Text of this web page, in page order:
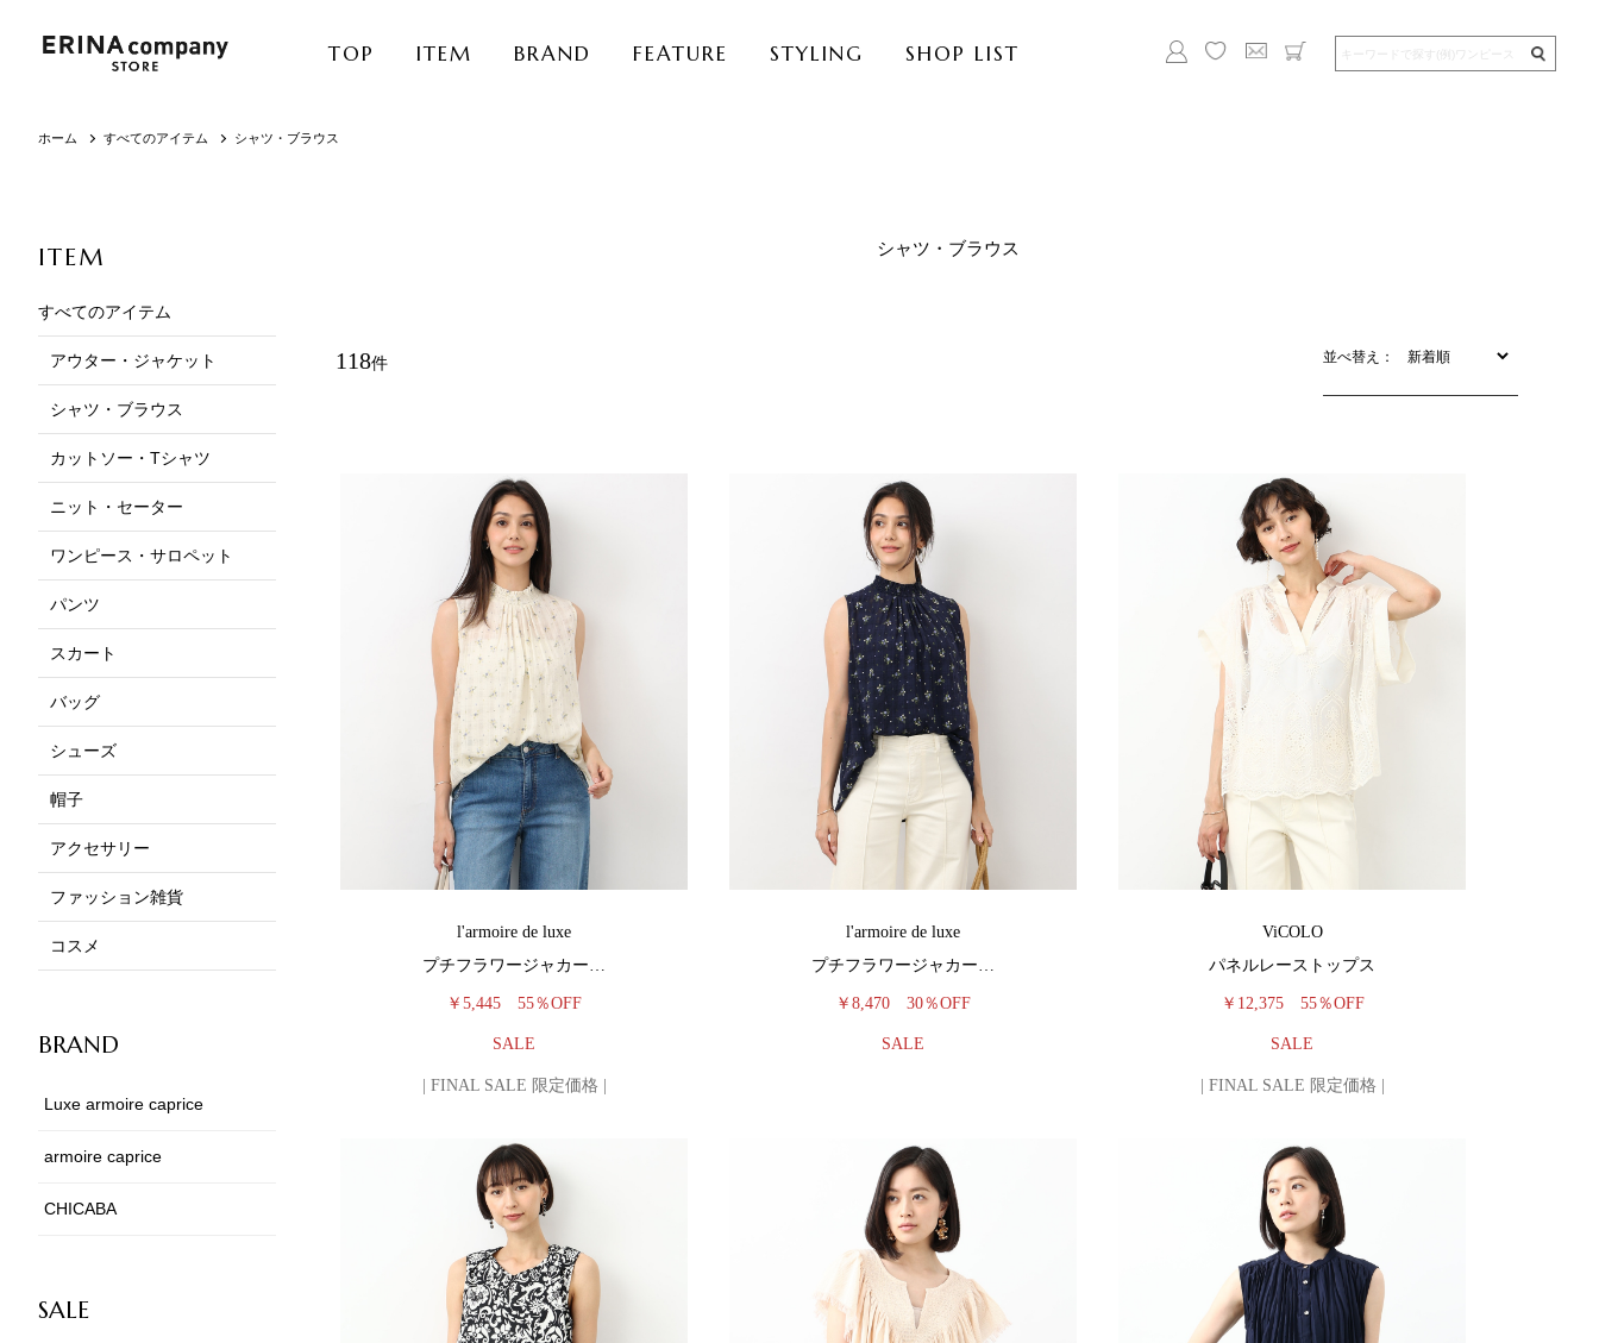
TOP ITEM BRAND FEATURE STYLING SHOP LIST
ホーム すべてのアイテム シャツ・ブラウス
ITEM
すべてのアイテム
アウター・ジャケット
シャツ・ブラウス
カットソー・Tシャツ
ニット・セーター
ワンピース・サロペット
パンツ
スカート
バッグ
シューズ
帽子
アクセサリー
ファッション雑貨
コスメ
BRAND
Luxe armoire caprice
armoire caprice
CHICABA
SALE
シャツ・ブラウス
118件 並べ替え：
l'armoire de luxe
プチフラワージャカー…
￥5,445 55％OFF
SALE
| FINAL SALE 限定価格 |
l'armoire de luxe
プチフラワージャカー…
￥8,470 30％OFF
SALE
ViCOLO
パネルレーストップス
￥12,375 55％OFF
SALE
| FINAL SALE 限定価格 |